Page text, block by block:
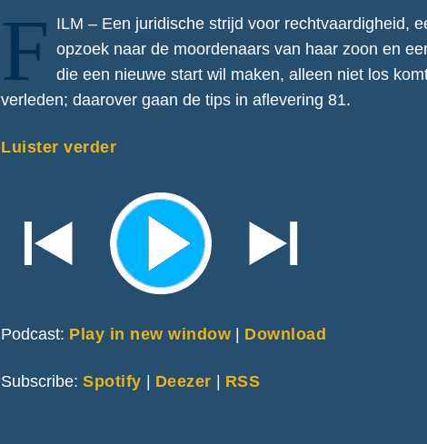
F ILM – Een juridische strijd voor rechtvaardigheid,
opzoek naar de moordenaars van haar zoon en
die een nieuwe start wil maken, alleen niet los
verleden; daarover gaan de tips in aflevering 81.
Luister verder
Podcast: Play in new window | Download
Subscribe:Spotify | Deezer | RSS